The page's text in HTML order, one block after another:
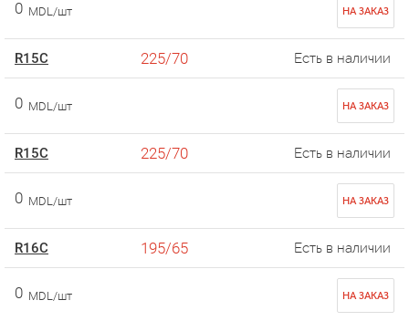
0 MDL/шт НА ЗАКАЗ
R15C 225/70 Есть в наличии
0 MDL/шт НА ЗАКАЗ
R15C 225/70 Есть в наличии
0 MDL/шт НА ЗАКАЗ
R16C 195/65 Есть в наличии
0 MDL/шт НА ЗАКАЗ